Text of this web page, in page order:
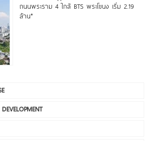
ถนนพระราม 4 ใกล้ BTS พระโขนง เริ่ม 2.19
ล้าน*